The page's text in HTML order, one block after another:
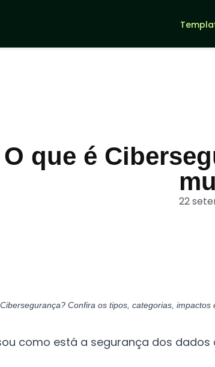
O que é
22
Confira os tipos, categorias,
como está a segurança dos dados